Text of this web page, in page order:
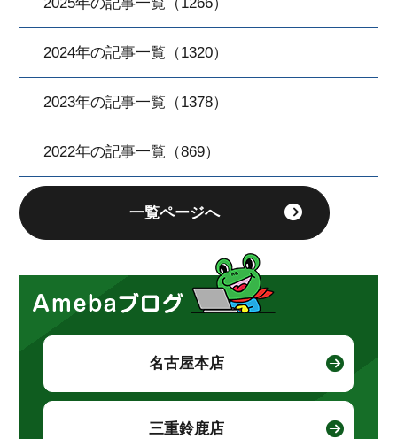
2024年の記事一覧（1320）
2023年の記事一覧（1378）
2022年の記事一覧（869）
一覧ページへ
名古屋本店
三重鈴鹿店